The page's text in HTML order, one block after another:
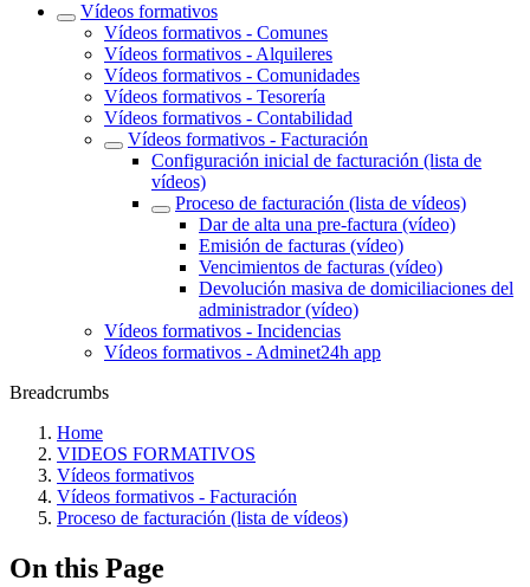
Vídeos formativos
Vídeos formativos - Comunes
Vídeos formativos - Alquileres
Vídeos formativos - Comunidades
Vídeos formativos - Tesorería
Vídeos formativos - Contabilidad
Vídeos formativos - Facturación
Configuración inicial de facturación (lista de
vídeos)
Proceso de facturación (lista de vídeos)
Dar de alta una pre-factura (vídeo)
Emisión de facturas (vídeo)
Vencimientos de facturas (vídeo)
Devolución masiva de domiciliaciones del
administrador (vídeo)
Vídeos formativos - Incidencias
Vídeos formativos - Adminet24h app
Breadcrumbs
Home
VIDEOS FORMATIVOS
Vídeos formativos
Vídeos formativos - Facturación
Proceso de facturación (lista de vídeos)
On this Page